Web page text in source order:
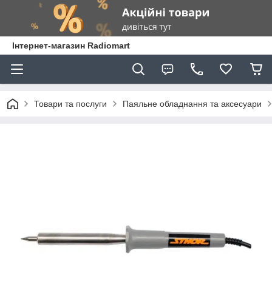
Інтернет-магазин Radiomart
Товари та послуги Паяльне обладнання та аксесуари